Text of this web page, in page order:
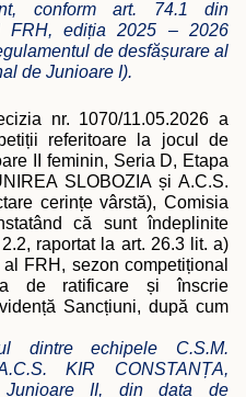
conform art. 74.1 din
FRH, ediția 2025 – 2026
de desfășurare al
de Junioare I).
nr. 1070/11.05.2026 a
referitoare la jocul de
II feminin, Seria D, Etapa
SLOBOZIA și A.C.S.
cerințe vârstă), Comisia
că sunt îndeplinite
raportat la art. 26.3 lit. a)
FRH, sezon competițional
de ratificare și înscrie
Sancțiuni, după cum
dintre echipele C.S.M.
KIR CONSTANȚA,
Junioare II, din data de